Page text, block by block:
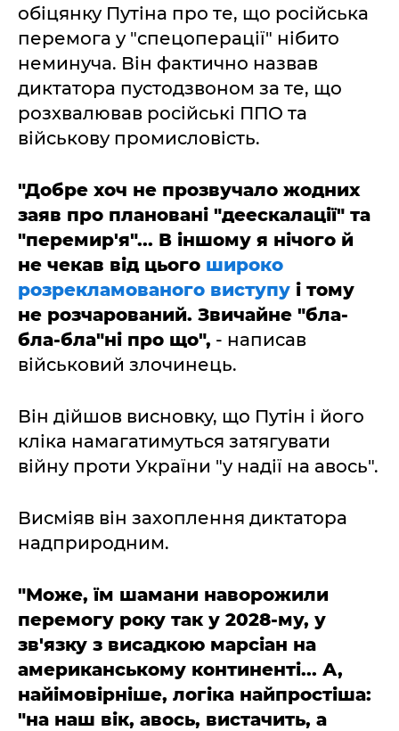
обіцянку Путіна про те, що російська
перемога у "спецоперації" нібито
неминуча. Він фактично назвав
диктатора пустодзвоном за те, що
розхвалював російські ППО та
військову промисловість.
"Добре хоч не прозвучало жодних
заяв про плановані "деескалації" та
"перемир'я"... В іншому я нічого й
не чекав від цього широко
розрекламованого виступу і тому
не розчарований. Звичайне "бла-
бла-бла"ні про що", - написав
військовий злочинець.
Він дійшов висновку, що Путін і його
кліка намагатимуться затягувати
війну проти України "у надії на авось".
Висміяв він захоплення диктатора
надприродним.
"Може, їм шамани наворожили
перемогу року так у 2028-му, у
зв'язку з висадкою марсіан на
американському континенті... А,
найімовірніше, логіка найпростіша:
"на наш вік, авось, вистачить, а